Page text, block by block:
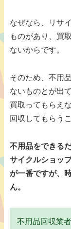
なぜなら、リサ
ものがあり、買
ないからです。
そのため、不用
ないものとが出
買取ってもらえ
回収してもらう
不用品をできる
サイクルショッ
が一番ですが、
ん。
不用品回収業